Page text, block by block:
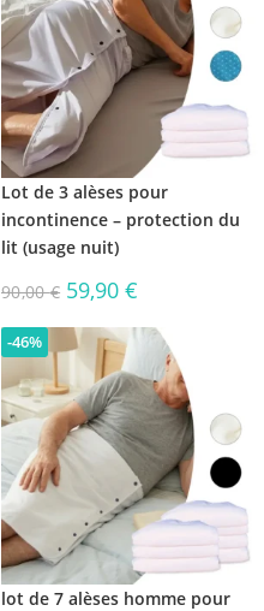
Lot de 3 alèses pour
incontinence – protection du
lit (usage nuit)
90,00€ 59,90€
-46%
lot de 7 alèses homme pour